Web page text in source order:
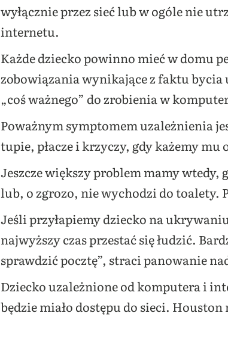
wyłącznie przez sieć lub w ogóle nie
internetu.
Każde dziecko powinno mieć w domu
zobowiązania wynikające z faktu bycia
„coś ważnego” do zrobienia w
Poważnym symptomem uzależnienia
tupie, płacze i krzyczy, gdy każemy
Jeszcze większy problem mamy wtedy,
lub, o zgrozo, nie wychodzi do toalety.
Jeśli przyłapiemy dziecko na
najwyższy czas przestać się łudzić.
sprawdzić pocztę”, straci panowanie
Dziecko uzależnione od komputera i
będzie miało dostępu do sieci.